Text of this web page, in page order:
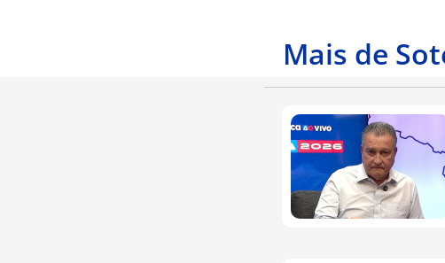
Mais de